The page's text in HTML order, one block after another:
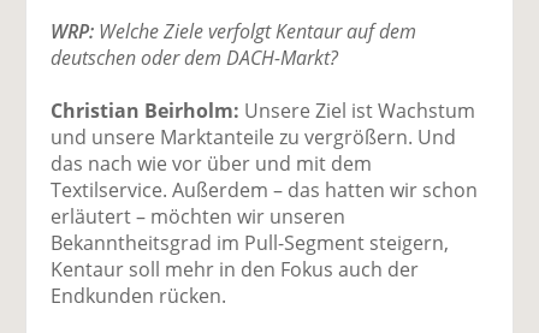
WRP: Welche Ziele verfolgt Kentaur auf dem
deutschen oder dem DACH-Markt?
Christian Beirholm: Unsere Ziel ist Wachstum
und unsere Marktanteile zu vergrößern. Und
das nach wie vor über und mit dem
Textilservice. Außerdem – das hatten wir schon
erläutert – möchten wir unseren
Bekanntheitsgrad im Pull-Segment steigern,
Kentaur soll mehr in den Fokus auch der
Endkunden rücken.